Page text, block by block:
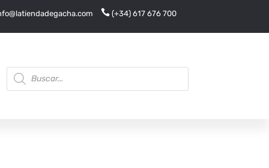
 (+34) 617 676 700
Búsqueda
de
productos